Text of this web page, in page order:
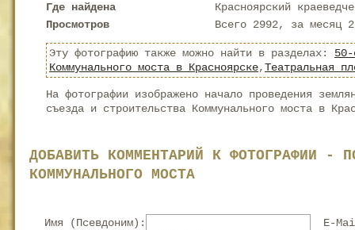
Где найдена
Красноярский
Просмотров
Всего 2992, за месяц
Эту фотографию также можно найти в разделах:
Коммунального моста в Красноярске,Театральная
На фотографии изображено начало проведения
съезда и строительства Коммунального моста в
ДОБАВИТЬ КОММЕНТАРИЙ К ФОТОГРАФИИ -
КОММУНАЛЬНОГО МОСТА
Имя (Псевдоним):
E-